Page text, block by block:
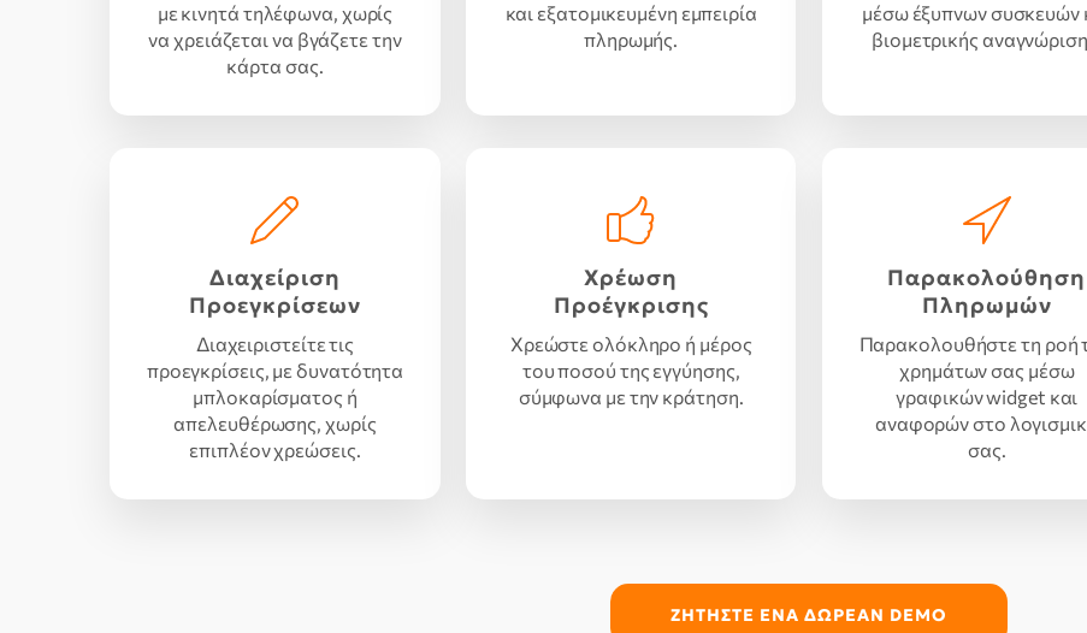
με κινητά τηλέφωνα, χωρίς
να χρειάζεται να βγάζετε την
κάρτα σας.
και εξατομικευμένη εμπειρία
πληρωμής.
μέσω έξυπνων συσκευών
βιομετρικής
Διαχείριση
Προεγκρίσεων
Διαχειριστείτε τις
προεγκρίσεις, με δυνατότητα
μπλοκαρίσματος ή
απελευθέρωσης, χωρίς
επιπλέον χρεώσεις.
Χρέωση
Προέγκρισης
Χρεώστε ολόκληρο ή μέρος
του ποσού της εγγύησης,
σύμφωνα με την κράτηση.
Παρακολούθηση
Πληρωμών
Παρακολουθήστε τη ροή
χρημάτων σας μέσω
γραφικών widget και
αναφορών στο
σας.
ΖΗΤΗΣΤΕ ΕΝΑ ΔΩΡΕΑΝ DEMO